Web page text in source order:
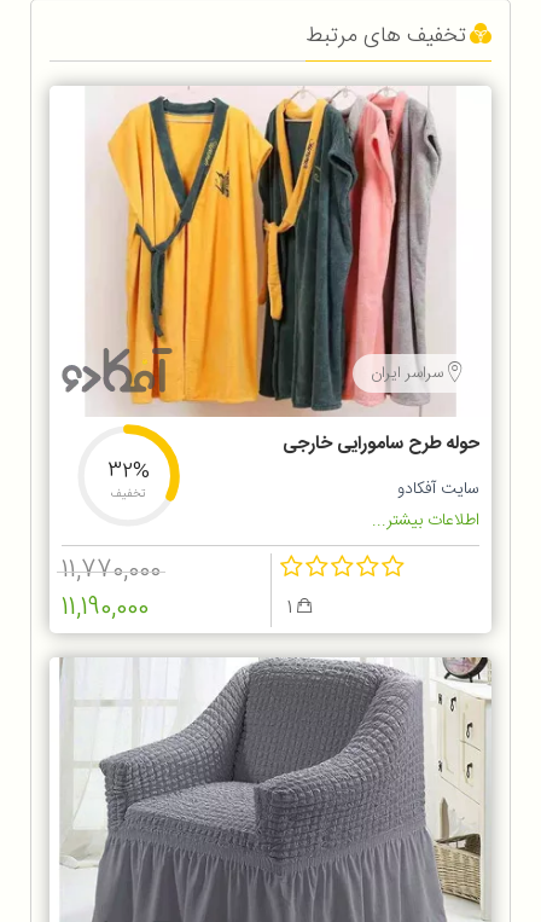
تخفیف های مرتبط
سراسر ایران
حوله طرح سامورایی خارجی
سایت آفکادو
اطلاعات بیشتر...
32%
تخفیف
11,770,000
11,190,000